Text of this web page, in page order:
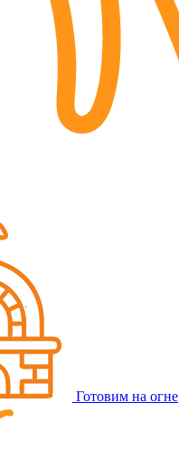
Готовим на огне